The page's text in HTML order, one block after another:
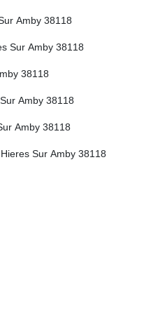
Amby 38118
Sur Amby 38118
38118
Amby 38118
Amby 38118
Sur Amby 38118